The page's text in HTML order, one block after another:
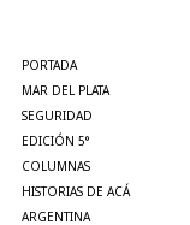
PORTADA
MAR DEL PLATA
SEGURIDAD
EDICIÓN 5°
COLUMNAS
HISTORIAS DE ACÁ
ARGENTINA